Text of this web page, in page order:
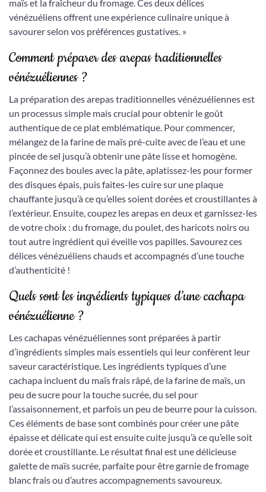
maïs et la fraîcheur du fromage. Ces deux délices
vénézuéliens offrent une expérience culinaire unique à
savourer selon vos préférences gustatives. »
Comment préparer des arepas traditionnelles
vénézuéliennes ?
La préparation des arepas traditionnelles vénézuéliennes est
un processus simple mais crucial pour obtenir le goût
authentique de ce plat emblématique. Pour commencer,
mélangez de la farine de maïs pré-cuite avec de l’eau et une
pincée de sel jusqu’à obtenir une pâte lisse et homogène.
Façonnez des boules avec la pâte, aplatissez-les pour former
des disques épais, puis faites-les cuire sur une plaque
chauffante jusqu’à ce qu’elles soient dorées et croustillantes à
l’extérieur. Ensuite, coupez les arepas en deux et garnissez-les
de votre choix : du fromage, du poulet, des haricots noirs ou
tout autre ingrédient qui éveille vos papilles. Savourez ces
délices vénézuéliens chauds et accompagnés d’une touche
d’authenticité !
Quels sont les ingrédients typiques d’une cachapa
vénézuélienne ?
Les cachapas vénézuéliennes sont préparées à partir
d’ingrédients simples mais essentiels qui leur confèrent leur
saveur caractéristique. Les ingrédients typiques d’une
cachapa incluent du maïs frais râpé, de la farine de maïs, un
peu de sucre pour la touche sucrée, du sel pour
l’assaisonnement, et parfois un peu de beurre pour la cuisson.
Ces éléments de base sont combinés pour créer une pâte
épaisse et délicate qui est ensuite cuite jusqu’à ce qu’elle soit
dorée et croustillante. Le résultat final est une délicieuse
galette de maïs sucrée, parfaite pour être garnie de fromage
blanc frais ou d’autres accompagnements savoureux.